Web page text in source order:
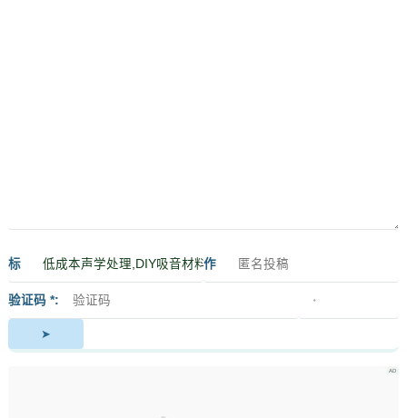
标
签
作
验证码 *